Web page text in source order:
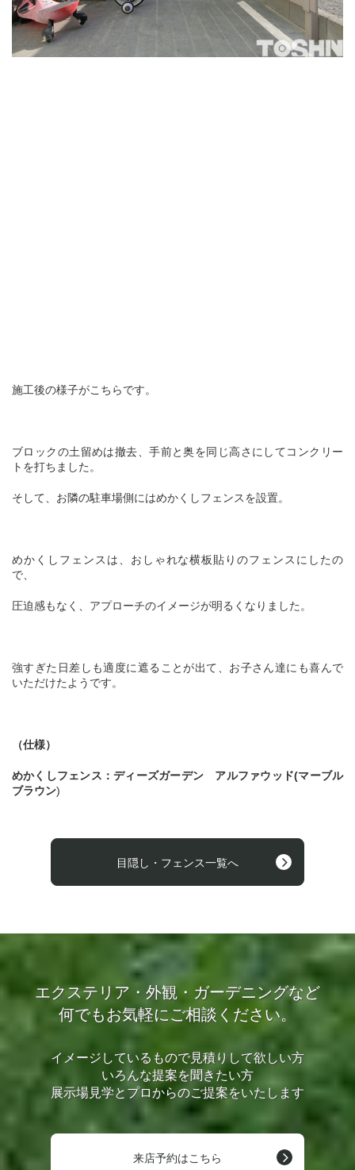
施工後の様子がこちらです。
ブロックの土留めは撤去、手前と奥を同じ高さにしてコンクリー
トを打ちました。
そして、お隣の駐車場側にはめかくしフェンスを設置。
めかくしフェンスは、おしゃれな横板貼りのフェンスにしたの
で、
圧迫感もなく、アプローチのイメージが明るくなりました。
強すぎた日差しも適度に遮ることが出て、お子さん達にも喜んで
いただけたようです。
（仕様）
めかくしフェンス：ディーズガーデン アルファウッド(マーブル
ブラウン)
目隠し・フェンス一覧へ
エクステリア・外観・ガーデニングなど
何でもお気軽にご相談ください。
イメージしているもので見積りして欲しい方
いろんな提案を聞きたい方
展示場見学とプロからのご提案をいたします
来店予約はこちら